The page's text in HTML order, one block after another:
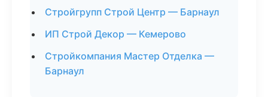
Стройгрупп Строй Центр — Барнаул
ИП Строй Декор — Кемерово
Стройкомпания Мастер Отделка —
Барнаул